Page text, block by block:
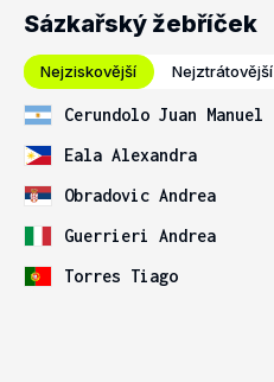
Sázkařský žebříček
Nejziskovější Nejztrátovější
Cerundolo Juan Manuel
Eala Alexandra
Obradovic Andrea
Guerrieri Andrea
Torres Tiago